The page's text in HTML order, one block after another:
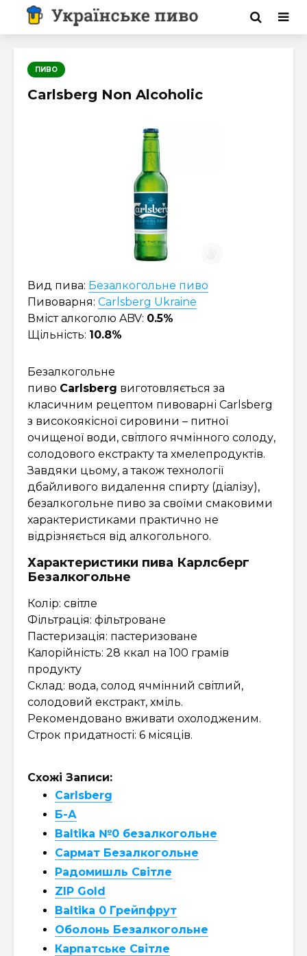
ПИВО
Carlsberg Non Alcoholic
Вид пива: Безалкогольне пиво
Пивоварня: Carlsberg Ukraine
Вміст алкоголю ABV: 0.5%
Щільність: 10.8%
Безалкогольне
пиво Сarlsberg виготовляється за
класичним рецептом пивоварні Carlsberg
з високоякісної сировини – питної
очищеної води, світлого ячмінного солоду,
солодового екстракту та хмелепродуктів.
Завдяки цьому, а також технології
дбайливого видалення спирту (діалізу),
безалкогольне пиво за своїми смаковими
характеристиками практично не
відрізняється від алкогольного.
Характеристики пива Карлсберг
Безалкогольне
Колір: світле
Фільтрація: фільтроване
Пастеризація: пастеризоване
Калорійність: 28 ккал на 100 грамів
продукту
Склад: вода, солод ячмінний світлий,
солодовий екстракт, хміль.
Рекомендовано вживати охолодженим.
Строк придатності: 6 місяців.
Схожі Записи:
Carlsberg
Б-А
Baltika №0 безалкогольне
Сармат Безалкогольне
Радомишль Світле
ZIP Gold
Baltika 0 Грейпфрут
Оболонь Безалкогольне
Карпатське Світле